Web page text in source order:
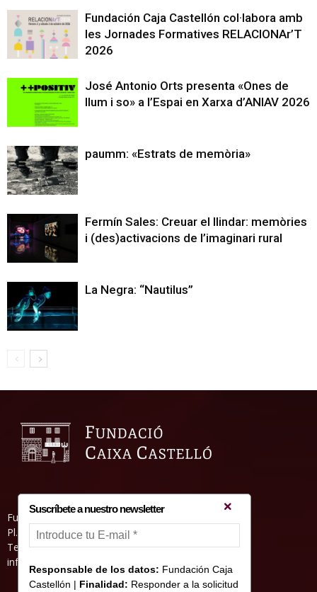
Fundación Caja Castellón col·labora amb
les Jornades Formatives RELACIONAr’T
2026
José Antonio Orts presenta «Ones de
llum i so» a l’Espai en Xarxa d’ANIAV 2026
paumm: «Estrats de memòria»
Fermín Sales: Creuar el llindar: memòries
i (des)activacions de l’imaginari rural
La Negra: “Nautilus”
Fundació Caixa Castelló • Casa Abadía
Pl. de l’Herba, s/nº. 12001 Castelló de la Plana
Telèfon 964 232 551 • Fax 964 231 550
informacion@fundacioncajacastellon.es
Suscríbete a nuestro newsletter
Responsable de los datos: Fundación Caja
Castellón | Finalidad: Responder a la solicitud